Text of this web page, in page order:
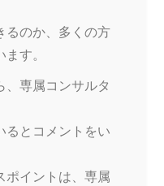
るのか、多くの方
す。
、専属コンサルタ
るとコメントをい
ポイントは、専属